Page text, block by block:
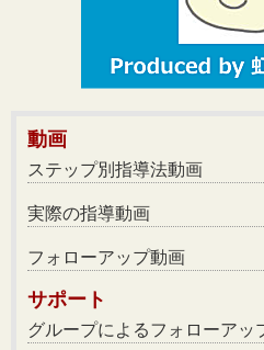
動画
ステップ別指導法動画
実際の指導動画
フォローアップ動画
サポート
グループによるフォローアッ